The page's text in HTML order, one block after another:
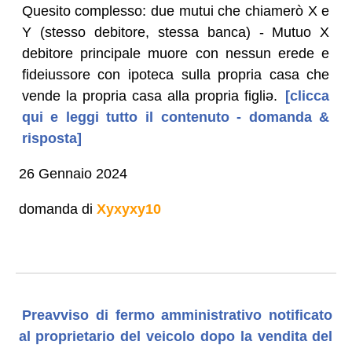
Quesito complesso: due mutui che chiamerò X e
Y (stesso debitore, stessa banca) - Mutuo X
debitore principale muore con nessun erede e
fideiussore con ipoteca sulla propria casa che
vende la propria casa alla propria figliə. [clicca
qui e leggi tutto il contenuto - domanda &
risposta]
26 Gennaio 2024
domanda di Xyxyxy10
Preavviso di fermo amministrativo notificato
al proprietario del veicolo dopo la vendita del